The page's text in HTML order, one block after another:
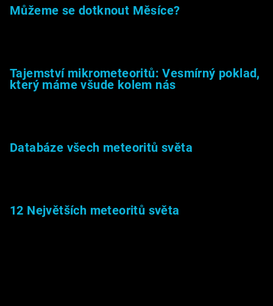
Můžeme se dotknout Měsíce?
Tajemství mikrometeoritů: Vesmírný poklad,
který máme všude kolem nás
Databáze všech meteoritů světa
12 Největších meteoritů světa